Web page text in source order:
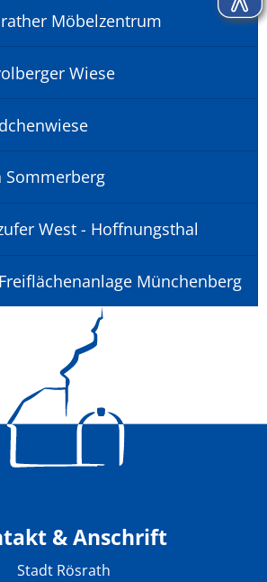
Möbelzentrum
Wiese
Sommerberg
West - Hoffnungsthal
Münchenberg
& Anschrift
Stadt Rösrath